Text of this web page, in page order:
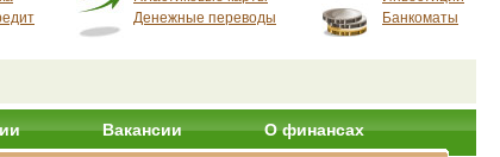
Денежные переводы
Банкоматы
Вакансии О финансах